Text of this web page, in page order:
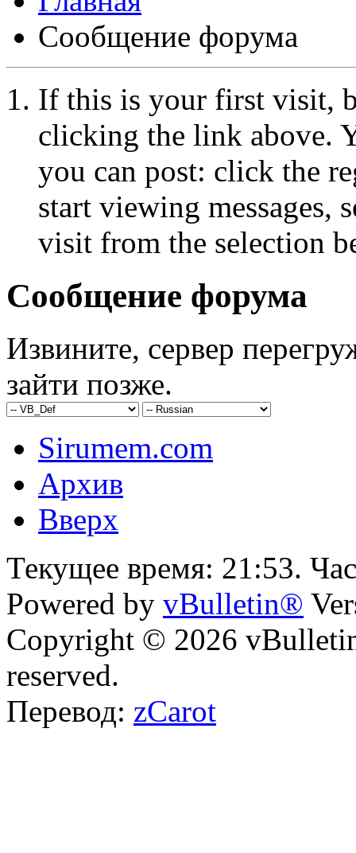
Сообщение форума
If this is your first visit,
clicking the link above.
you can post: click the
start viewing messages,
visit from the selection
Сообщение форума
Извините, сервер
зайти позже.
Sirumem.com
Архив
Вверх
Текущее время: 21:53.
Powered by vBulletin®
Copyright © 2026
reserved.
Перевод: zCarot